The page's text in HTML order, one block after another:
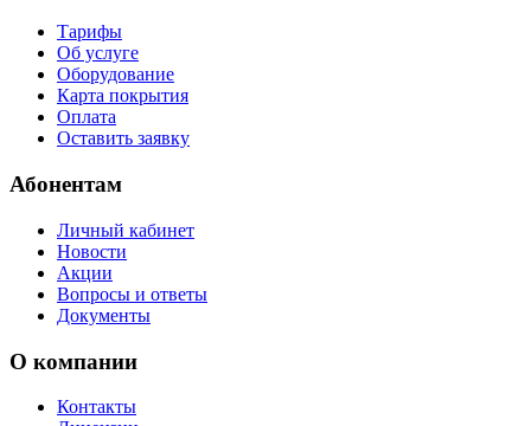
Тарифы
Об услуге
Оборудование
Карта покрытия
Оплата
Оставить заявку
Абонентам
Личный кабинет
Новости
Акции
Вопросы и ответы
Документы
О компании
Контакты